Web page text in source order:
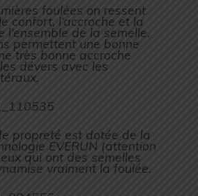
foulées on ressent
confort, l’accroche et la
l’ensemble de la semelle.
permettent une bonne
très bonne accroche
dévers avec les
propreté est dotée de la
EVERUN (attention
qui ont des semelles
vraiment la foulée.